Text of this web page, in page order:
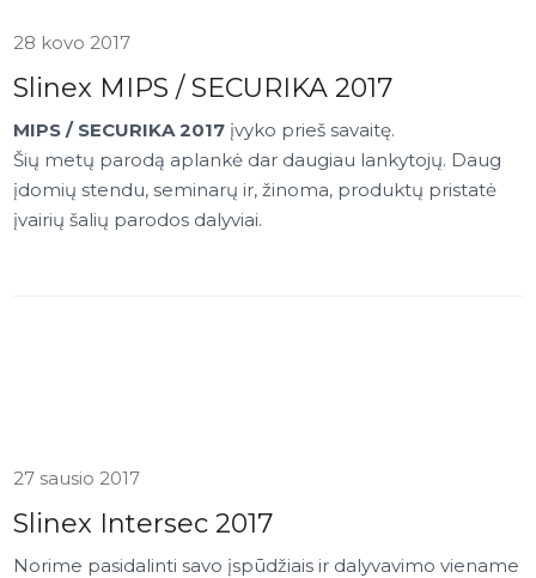
28 kovo 2017
Slinex MIPS / SECURIKA 2017
MIPS / SECURIKA 2017 įvyko prieš savaitę.
Šių metų parodą aplankė dar daugiau lankytojų. Daug
įdomių stendu, seminarų ir, žinoma, produktų pristatė
įvairių šalių parodos dalyviai.
27 sausio 2017
Slinex Intersec 2017
Norime pasidalinti savo įspūdžiais ir dalyvavimo viename